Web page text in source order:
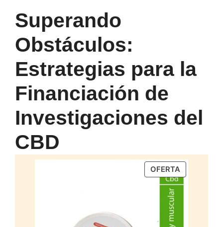
Superando
Obstáculos:
Estrategias para la
Financiación de
Investigaciones del
CBD
OFERTAPRODUCTO
EN